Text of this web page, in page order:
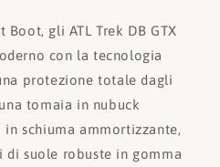
gli ATL Trek DB GTX
con la tecnologia
protezione totale dagli
tomaia in nubuck
schiuma ammortizzante,
suole robuste in gomma